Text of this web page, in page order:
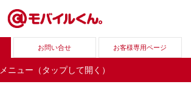
お問い合せ お客様専用ページ
メニュー（タップして開く）